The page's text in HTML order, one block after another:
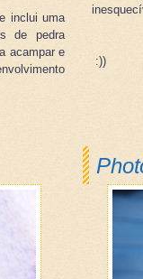
inclui uma
de pedra
acampar e
:))